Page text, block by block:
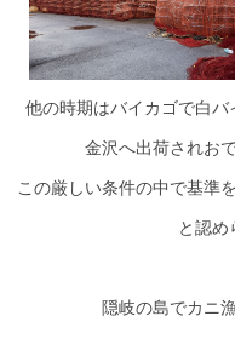
他の時期はバイカゴで白
金沢へ出荷されお
この厳しい条件の中で基準
と認め
隠岐の島でカニ